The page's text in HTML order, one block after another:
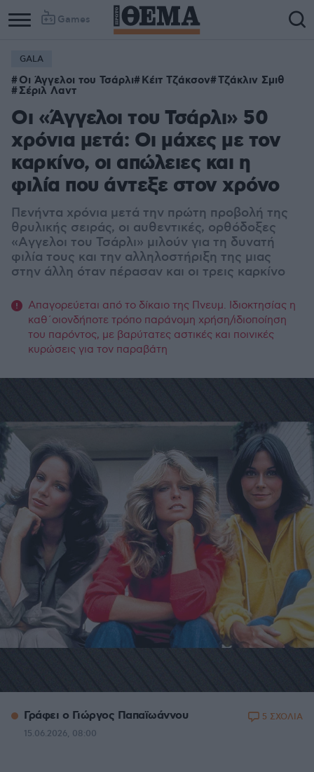
Games
GALA
Οι Άγγελοι του Τσάρλι Κέιτ Τζάκσον Τζάκλιν Σμιθ
Σέριλ Λαντ
Οι «Άγγελοι του Τσάρλι» 50
χρόνια μετά: Οι μάχες με τον
καρκίνο, οι απώλειες και η
φιλία που άντεξε στον χρόνο
Πενήντα χρόνια μετά την πρώτη προβολή της
θρυλικής σειράς, οι αυθεντικές, ορθόδοξες
«Aγγελοι του Τσάρλι» μιλούν για τη δυνατή
φιλία τους και την αλληλοστήριξη της μιας
στην άλλη όταν πέρασαν και οι τρεις καρκίνο
Απαγορεύεται από το δίκαιο της Πνευμ. Ιδιοκτησίας η
καθ΄οιονδήποτε τρόπο παράνομη χρήση/ιδιοποίηση
του παρόντος, με βαρύτατες αστικές και ποινικές
κυρώσεις για τον παραβάτη
Γράφει ο Γιώργος Παπαϊωάννου
15.06.2026, 08:00
5 ΣΧΟΛΙΑ